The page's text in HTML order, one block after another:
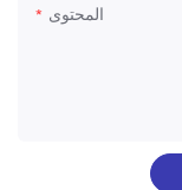
المحتوى